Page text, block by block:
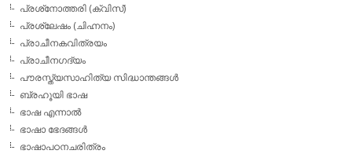
പ്രശ്‌നോത്തരി (ക്വിസ്)
പ്രശ്ലേഷം (ചിഹ്നനം)
പ്രാചീനകവിത്രയം
പ്രാചീനഗദ്യം
പൗരസ്ത്യസാഹിത്യ സിദ്ധാന്തങ്ങള്‍
ബ്രഹൂയി ഭാഷ
ഭാഷ എന്നാല്‍
ഭാഷാ ഭേദങ്ങള്‍
ഭാഷാപഠനചരിത്രം